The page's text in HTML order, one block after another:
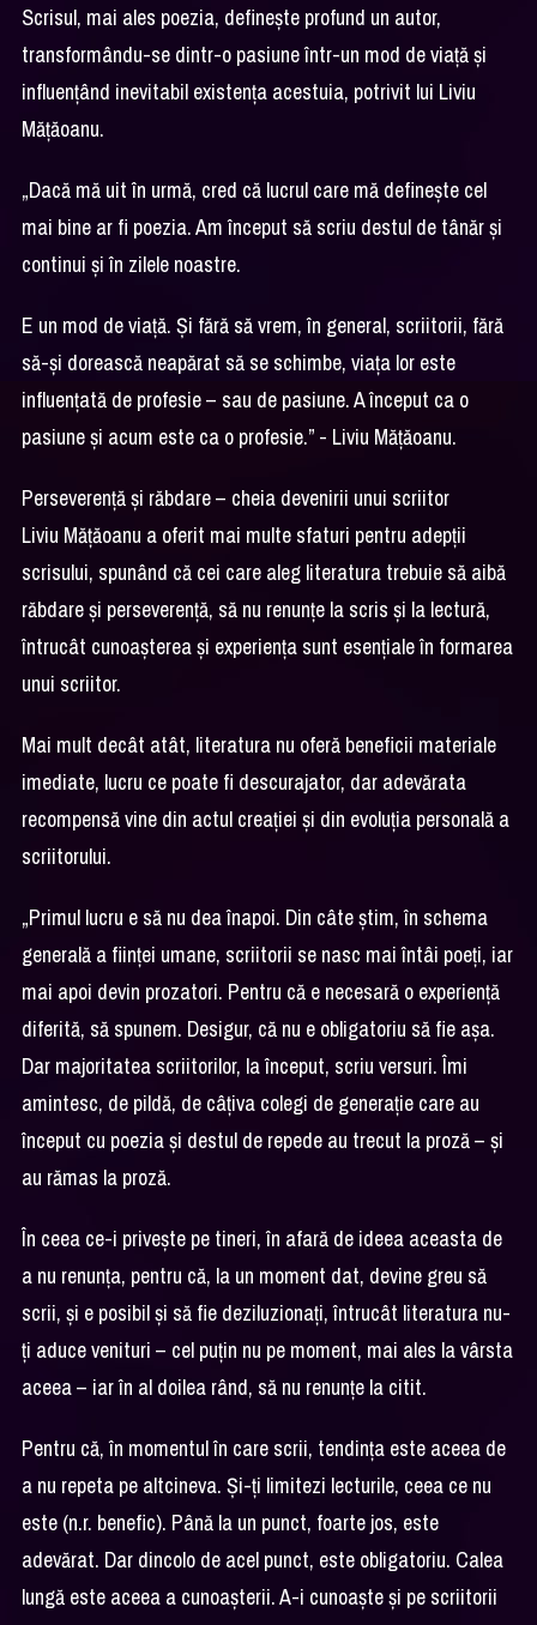
Scrisul, mai ales poezia, definește profund un autor,
transformându-se dintr-o pasiune într-un mod de viață și
influențând inevitabil existența acestuia, potrivit lui Liviu
Mățăoanu.
„Dacă mă uit în urmă, cred că lucrul care mă definește cel
mai bine ar fi poezia. Am început să scriu destul de tânăr și
continui și în zilele noastre.
E un mod de viață. Și fără să vrem, în general, scriitorii, fără
să-și dorească neapărat să se schimbe, viața lor este
influențată de profesie – sau de pasiune. A început ca o
pasiune și acum este ca o profesie.” - Liviu Mățăoanu.
Perseverență și răbdare – cheia devenirii unui scriitor
Liviu Mățăoanu a oferit mai multe sfaturi pentru adepții
scrisului, spunând că cei care aleg literatura trebuie să aibă
răbdare și perseverență, să nu renunțe la scris și la lectură,
întrucât cunoașterea și experiența sunt esențiale în formarea
unui scriitor.
Mai mult decât atât, literatura nu oferă beneficii materiale
imediate, lucru ce poate fi descurajator, dar adevărata
recompensă vine din actul creației și din evoluția personală a
scriitorului.
„Primul lucru e să nu dea înapoi. Din câte știm, în schema
generală a ființei umane, scriitorii se nasc mai întâi poeți, iar
mai apoi devin prozatori. Pentru că e necesară o experiență
diferită, să spunem. Desigur, că nu e obligatoriu să fie așa.
Dar majoritatea scriitorilor, la început, scriu versuri. Îmi
amintesc, de pildă, de câțiva colegi de generație care au
început cu poezia și destul de repede au trecut la proză – și
au rămas la proză.
În ceea ce-i privește pe tineri, în afară de ideea aceasta de
a nu renunța, pentru că, la un moment dat, devine greu să
scrii, și e posibil și să fie deziluzionați, întrucât literatura nu-
ți aduce venituri – cel puțin nu pe moment, mai ales la vârsta
aceea – iar în al doilea rând, să nu renunțe la citit.
Pentru că, în momentul în care scrii, tendința este aceea de
a nu repeta pe altcineva. Și-ți limitezi lecturile, ceea ce nu
este (n.r. benefic). Până la un punct, foarte jos, este
adevărat. Dar dincolo de acel punct, este obligatoriu. Calea
lungă este aceea a cunoașterii. A-i cunoaște și pe scriitorii